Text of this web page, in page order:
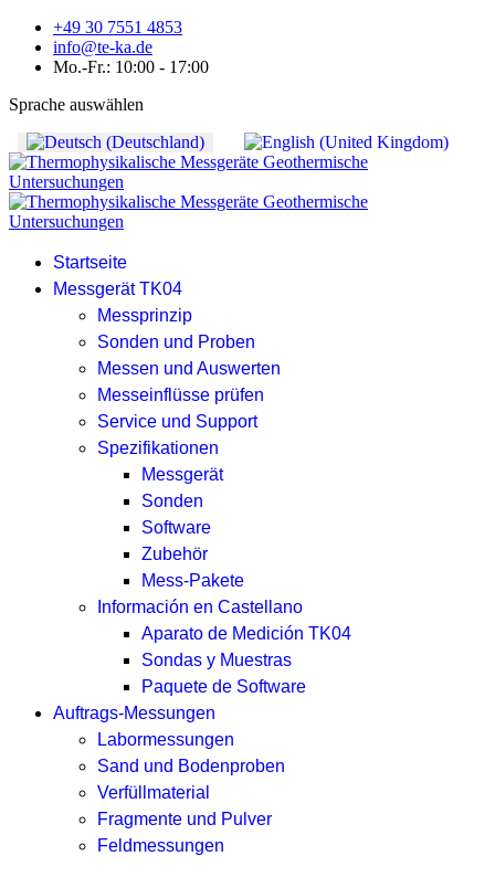
+49 30 7551 4853
info@te-ka.de
Mo.-Fr.: 10:00 - 17:00
Sprache auswählen
Startseite
Messgerät TK04
Messprinzip
Sonden und Proben
Messen und Auswerten
Messeinflüsse prüfen
Service und Support
Spezifikationen
Messgerät
Sonden
Software
Zubehör
Mess-Pakete
Información en Castellano
Aparato de Medición TK04
Sondas y Muestras
Paquete de Software
Auftrags-Messungen
Labormessungen
Sand und Bodenproben
Verfüllmaterial
Fragmente und Pulver
Feldmessungen